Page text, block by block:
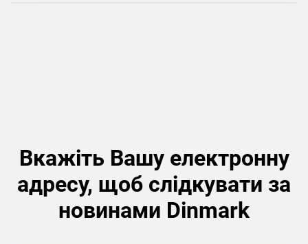
Вкажіть Вашу електронну
адресу, щоб слідкувати за
новинами Dinmark